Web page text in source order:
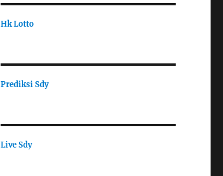
Hk Lotto
Prediksi Sdy
Live Sdy